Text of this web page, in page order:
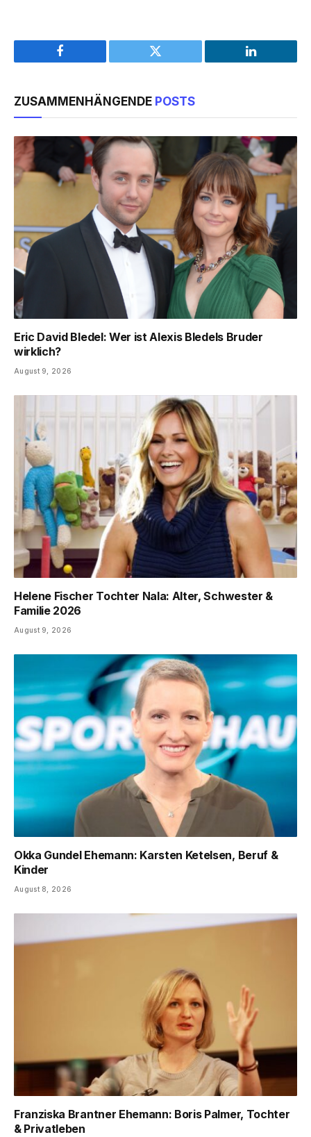
Facebook Twitter LinkedIn
ZUSAMMENHÄNGENDE POSTS
Eric David Bledel: Wer ist Alexis Bledels Bruder
wirklich?
August 9, 2026
Helene Fischer Tochter Nala: Alter, Schwester &
Familie 2026
August 9, 2026
Okka Gundel Ehemann: Karsten Ketelsen, Beruf &
Kinder
August 8, 2026
Franziska Brantner Ehemann: Boris Palmer, Tochter
& Privatleben